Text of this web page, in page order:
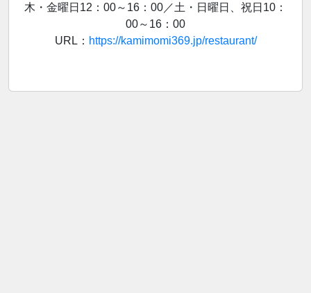
木・金曜日12：00～16：00／土・日曜日、祝日10：
00～16：00
URL： https://kamimomi369.jp/restaurant/